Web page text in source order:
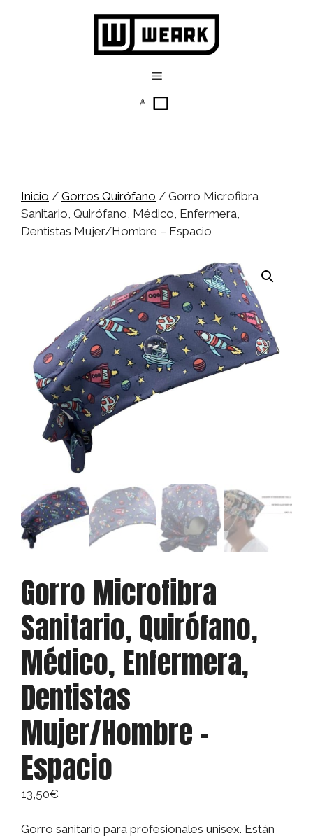
Menú
Inicio / Gorros Quirófano / Gorro Microfibra
Sanitario, Quirófano, Médico, Enfermera,
Dentistas Mujer/Hombre – Espacio
Gorro Microfibra
Sanitario, Quirófano,
Médico, Enfermera,
Dentistas
Mujer/Hombre –
Espacio
13,50€
Gorro sanitario para profesionales unisex. Están